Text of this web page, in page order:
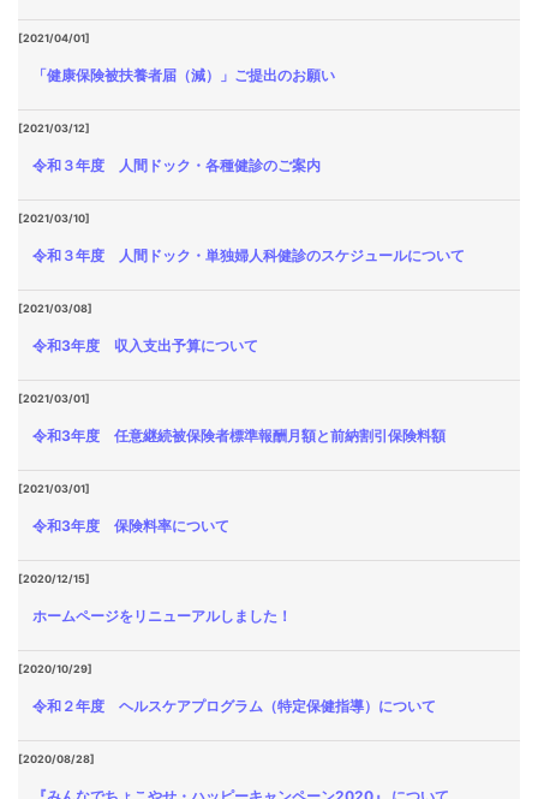
[2021/04/01]
「健康保険被扶養者届（減）」ご提出のお願い
[2021/03/12]
令和３年度 人間ドック・各種健診のご案内
[2021/03/10]
令和３年度 人間ドック・単独婦人科健診のスケジュールについて
[2021/03/08]
令和3年度 収入支出予算について
[2021/03/01]
令和3年度 任意継続被保険者標準報酬月額と前納割引保険料額
[2021/03/01]
令和3年度 保険料率について
[2020/12/15]
ホームページをリニューアルしました！
[2020/10/29]
令和２年度 ヘルスケアプログラム（特定保健指導）について
[2020/08/28]